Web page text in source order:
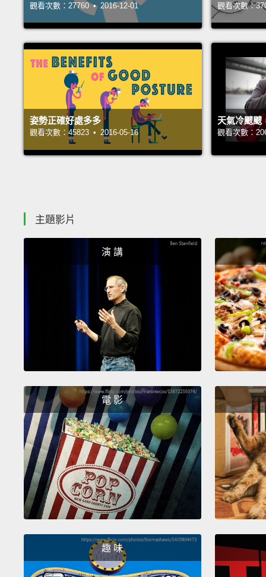
觀看次數：27760 • 2016-12-01 觀看次數：
姿勢正確好處多多
觀看次數：45823 • 2016-05-16
天氣冷颼颼
觀看次數：
主題影片
演 講
電 影
趣 味